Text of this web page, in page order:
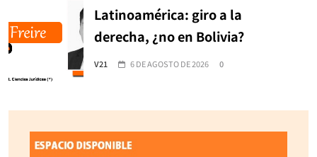
Latinoamérica: giro a la
derecha, ¿no en Bolivia?
V21 6 DE AGOSTO DE 2026 0